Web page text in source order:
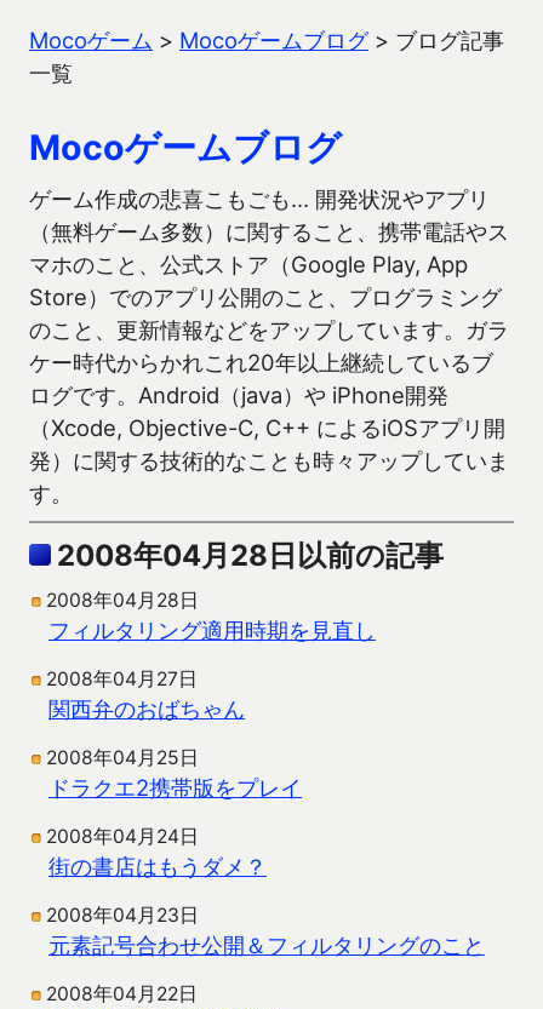
Mocoゲーム > Mocoゲームブログ> ブログ記事
一覧
Mocoゲームブログ
ゲーム作成の悲喜こもごも… 開発状況やアプリ
（無料ゲーム多数）に関すること、携帯電話やス
マホのこと、公式ストア（Google Play, App
Store）でのアプリ公開のこと、プログラミング
のこと、更新情報などをアップしています。ガラ
ケー時代からかれこれ20年以上継続しているブ
ログです。Android（java）や iPhone開発
（Xcode, Objective-C, C++ によるiOSアプリ開
発）に関する技術的なことも時々アップしていま
す。
2008年04月28日以前の記事
2008年04月28日
フィルタリング適用時期を見直し
2008年04月27日
関西弁のおばちゃん
2008年04月25日
ドラクエ2携帯版をプレイ
2008年04月24日
街の書店はもうダメ？
2008年04月23日
元素記号合わせ公開＆フィルタリングのこと
2008年04月22日